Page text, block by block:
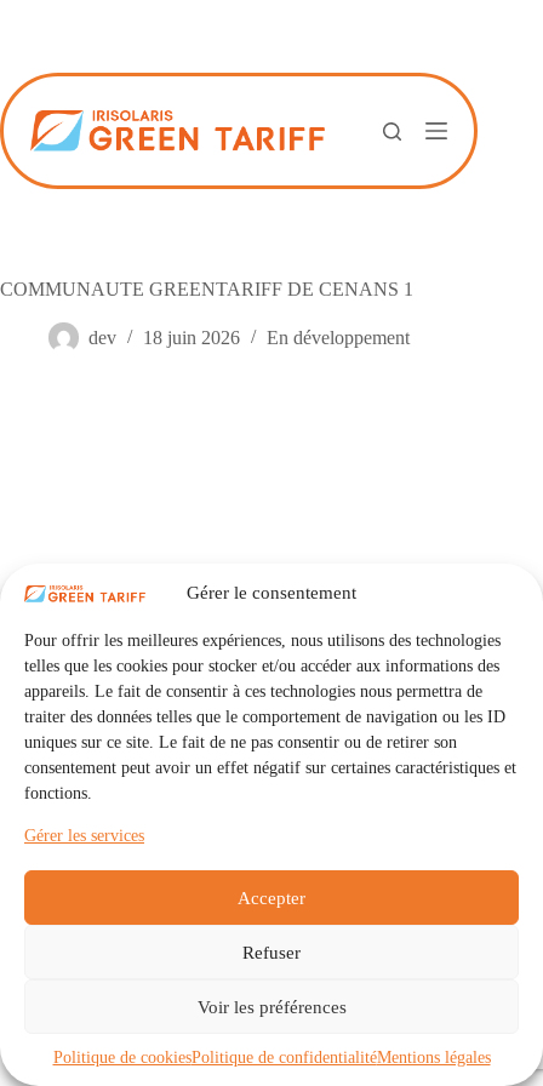
Gérer le consentement
Pour offrir les meilleures expériences, nous utilisons des technologies
telles que les cookies pour stocker et/ou accéder aux informations des
appareils. Le fait de consentir à ces technologies nous permettra de
traiter des données telles que le comportement de navigation ou les ID
uniques sur ce site. Le fait de ne pas consentir ou de retirer son
consentement peut avoir un effet négatif sur certaines caractéristiques et
fonctions.
Gérer les services
Accepter
Refuser
Voir les préférences
Politique de cookiesPolitique de confidentialitéMentions légales
COMMUNAUTE GREENTARIFF DE CENANS 1
dev 18 juin 2026 En développement
Communautés
À propos
Politique de cookies (UE)